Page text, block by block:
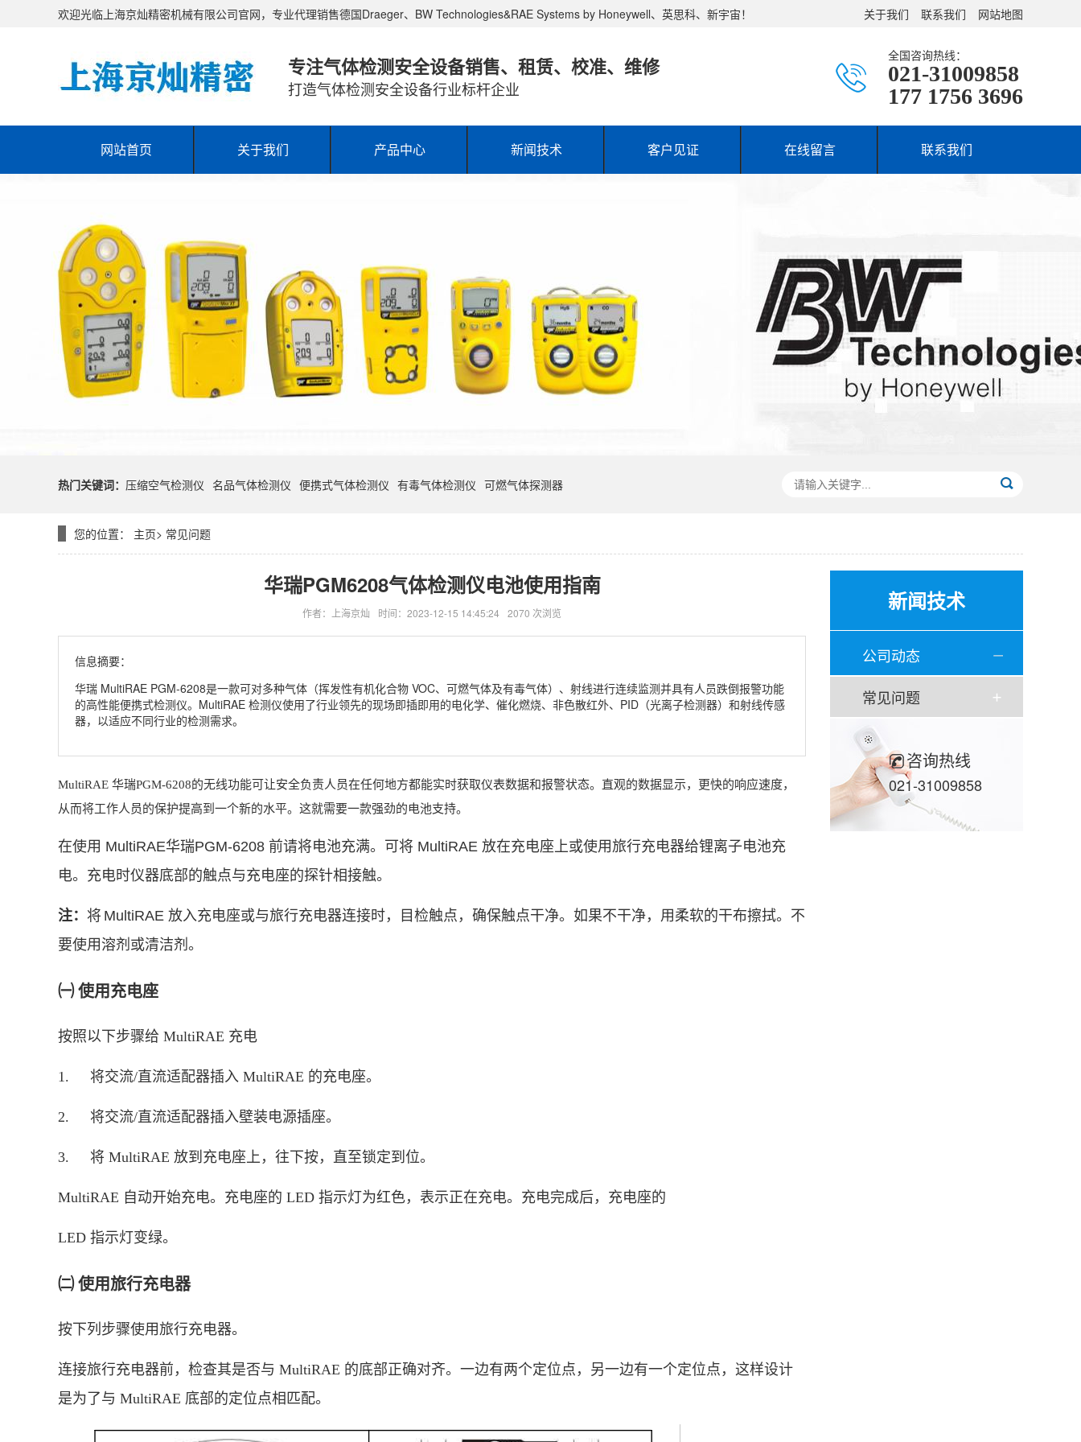
关于我们 联系我们 网站地图
欢迎光临上海京灿精密机械有限公司官网，专业代理销售德国Draeger、BW Technologies&RAE Systems by Honeywell、英思科、新宇宙！
专注气体检测安全设备销售、租赁、校准、维修
打造气体检测安全设备行业标杆企业
全国咨询热线：
021-31009858
177 1756 3696
网站首页 关于我们 产品中心 新闻技术 客户见证 在线留言 联系我们
热门关键词： 压缩空气检测仪 名品气体检测仪 便携式气体检测仪 有毒气体检测仪 可燃气体探测器
您的位置： 主页> 常见问题
新闻技术
公司动态
常见问题
咨询热线
021-31009858
华瑞PGM6208气体检测仪电池使用指南
作者：上海京灿 时间：2023-12-15 14:45:24 2070 次浏览
信息摘要：
华瑞 MultiRAE PGM-6208是一款可对多种气体（挥发性有机化合物 VOC、可燃气体及有毒气体）、射线进行连续监测并具有人员跌倒报警功能
的高性能便携式检测仪。MultiRAE 检测仪使用了行业领先的现场即插即用的电化学、催化燃烧、非色散红外、PID（光离子检测器）和射线传感
器，以适应不同行业的检测需求。
MultiRAE 华瑞PGM-6208的无线功能可让安全负责人员在任何地方都能实时获取仪表数据和报警状态。直观的数据显示，更快的响应速度，
从而将工作人员的保护提高到一个新的水平。这就需要一款强劲的电池支持。
在使用 MultiRAE华瑞PGM-6208 前请将电池充满。可将 MultiRAE 放在充电座上或使用旅行充电器给锂离子电池充
电。充电时仪器底部的触点与充电座的探针相接触。
注： 将 MultiRAE 放入充电座或与旅行充电器连接时，目检触点，确保触点干净。如果不干净，用柔软的干布擦拭。不
要使用溶剂或清洁剂。
㈠ 使用充电座
按照以下步骤给 MultiRAE 充电
1. 将交流/直流适配器插入 MultiRAE 的充电座。
2. 将交流/直流适配器插入壁装电源插座。
3. 将 MultiRAE 放到充电座上，往下按，直至锁定到位。
MultiRAE 自动开始充电。充电座的 LED 指示灯为红色，表示正在充电。充电完成后，充电座的
LED 指示灯变绿。
㈡ 使用旅行充电器
按下列步骤使用旅行充电器。
连接旅行充电器前，检查其是否与 MultiRAE 的底部正确对齐。一边有两个定位点，另一边有一个定位点，这样设计
是为了与 MultiRAE 底部的定位点相匹配。